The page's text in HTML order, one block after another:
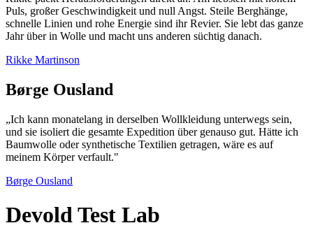
Puls, großer Geschwindigkeit und null Angst. Steile Berghänge,
schnelle Linien und rohe Energie sind ihr Revier. Sie lebt das ganze
Jahr über in Wolle und macht uns anderen süchtig danach.
Rikke Martinson
Børge Ousland
„Ich kann monatelang in derselben Wollkleidung unterwegs sein,
und sie isoliert die gesamte Expedition über genauso gut. Hätte ich
Baumwolle oder synthetische Textilien getragen, wäre es auf
meinem Körper verfault."
Børge Ousland
Devold Test Lab